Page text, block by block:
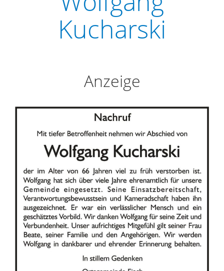
Kucharski
Anzeige